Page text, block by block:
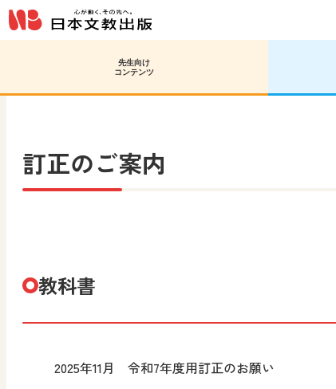
先生向け
コンテンツ
高等学校 美術／工芸
訂正のご案内
教科書
2025年11月 令和7年度用訂正のお願い